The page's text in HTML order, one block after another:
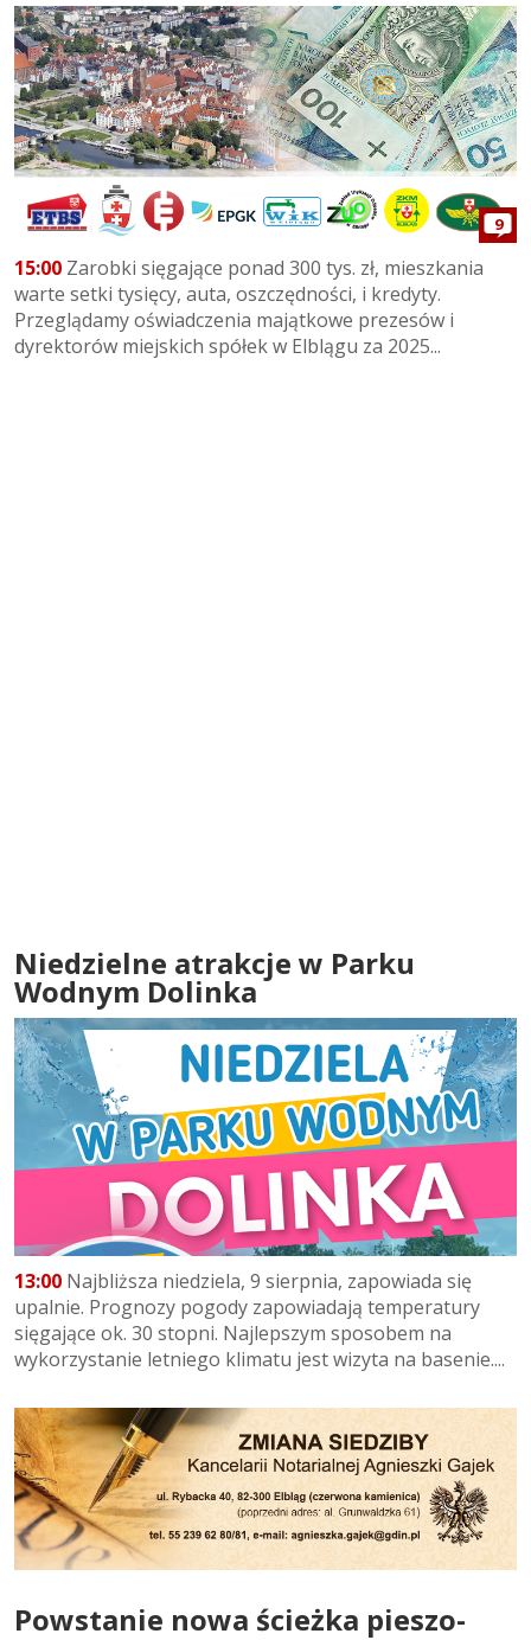
9
15:00 Zarobki sięgające ponad 300 tys. zł, mieszkania
warte setki tysięcy, auta, oszczędności, i kredyty.
Przeglądamy oświadczenia majątkowe prezesów i
dyrektorów miejskich spółek w Elblągu za 2025...
Niedzielne atrakcje w Parku
Wodnym Dolinka
13:00 Najbliższa niedziela, 9 sierpnia, zapowiada się
upalnie. Prognozy pogody zapowiadają temperatury
sięgające ok. 30 stopni. Najlepszym sposobem na
wykorzystanie letniego klimatu jest wizyta na basenie....
Powstanie nowa ścieżka pieszo-